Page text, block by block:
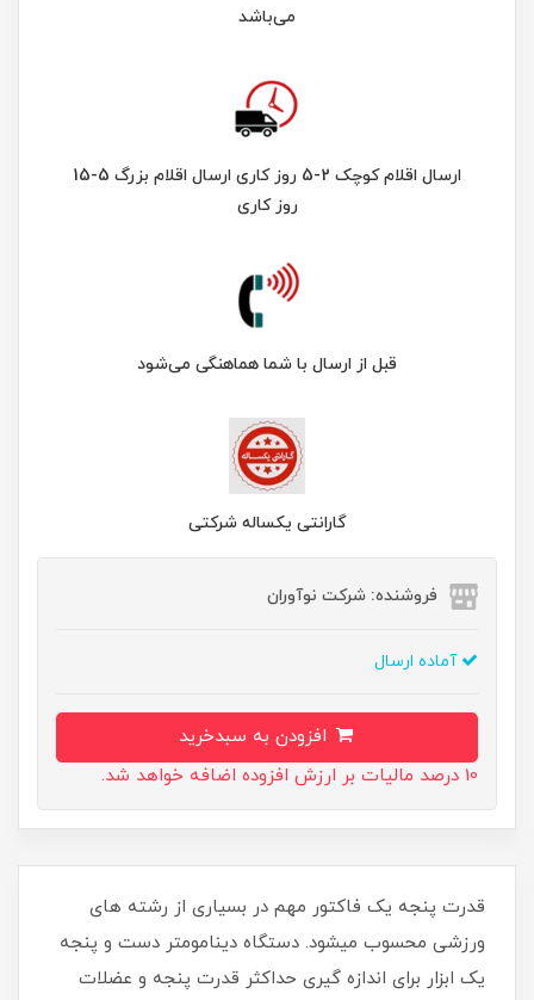
می‌باشد
ارسال اقلام کوچک 2-5 روز کاری ارسال اقلام بزرگ 5-15
روز کاری
قبل از ارسال با شما هماهنگی می‌شود
گارانتی یکساله شرکتی
فروشنده: شرکت نوآوران
آماده ارسال
10 درصد مالیات بر ارزش افزوده اضافه خواهد شد.
قدرت پنجه یک فاکتور مهم در بسیاری از رشته های
ورزشی محسوب میشود. دستگاه دینامومتر دست و پنجه
یک ابزار برای اندازه گیری حداکثر قدرت پنجه و عضلات